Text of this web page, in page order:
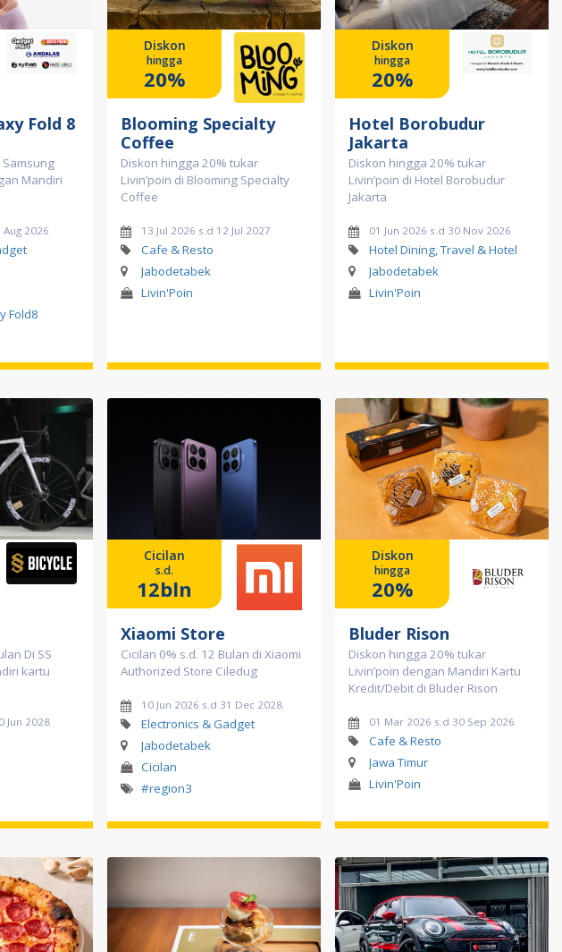
Fold 8
Samsung
Mandiri
Aug 2026
Fold8
Diskon
hingga
20%
Blooming Specialty
Coffee
Diskon hingga 20% tukar
Livin’poin di Blooming Specialty
Coffee
13 Jul 2026 s.d 12 Jul 2027
Cafe & Resto
Jabodetabek
Livin'Poin
Diskon
hingga
20%
Hotel Borobudur
Jakarta
Diskon hingga 20% tukar
Livin’poin di Hotel Borobudur
Jakarta
01 Jun 2026 s.d 30 Nov 2026
Hotel Dining, Travel & Hotel
Jabodetabek
Livin'Poin
Di SS
kartu
Jun 2028
Cicilan
s.d.
12bln
Xiaomi Store
Cicilan 0% s.d. 12 Bulan di Xiaomi
Authorized Store Ciledug
10 Jun 2026 s.d 31 Dec 2028
Electronics & Gadget
Jabodetabek
Cicilan
#region3
Diskon
hingga
20%
Bluder Rison
Diskon hingga 20% tukar
Livin’poin dengan Mandiri Kartu
Kredit/Debit di Bluder Rison
01 Mar 2026 s.d 30 Sep 2026
Cafe & Resto
Jawa Timur
Livin'Poin